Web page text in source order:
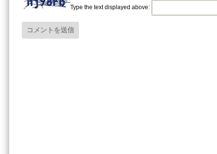
Type the text displayed above: